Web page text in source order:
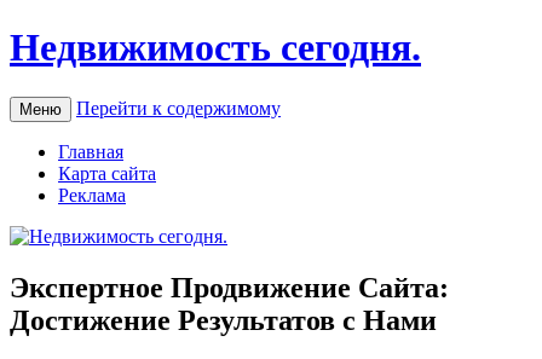
Недвижимость сегодня.
Меню Перейти к содержимому
Главная
Карта сайта
Реклама
Экспертное Продвижение Сайта:
Достижение Результатов с Нами